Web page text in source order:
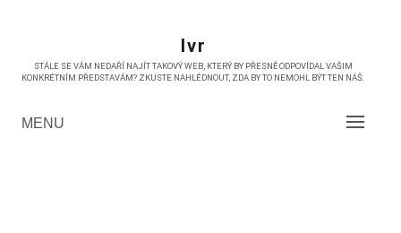
Ivr
STÁLE SE VÁM NEDAŘÍ NAJÍT TAKOVÝ WEB, KTERÝ BY PŘESNĚ ODPOVÍDAL VAŠIM
KONKRÉTNÍM PŘEDSTAVÁM? ZKUSTE NAHLÉDNOUT, ZDA BY TO NEMOHL BÝT TEN NÁŠ.
MENU